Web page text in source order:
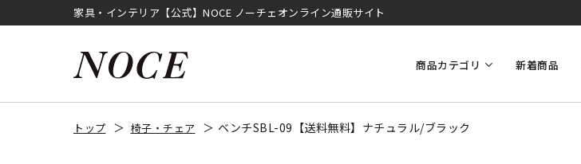
家具・インテリア【公式】NOCE ノーチェオンライン通販サイト
商品カテゴリ 新着商品
トップ 椅子・チェア ベンチSBL-09【送料無料】ナチュラル/ブラック